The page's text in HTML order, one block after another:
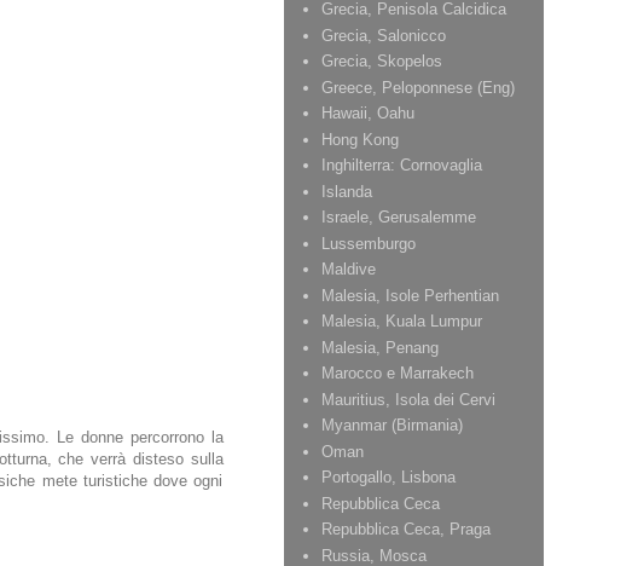
Le donne percorrono la
che verrà disteso sulla
mete turistiche dove ogni
Grecia, Penisola Calcidica
Grecia, Salonicco
Grecia, Skopelos
Greece, Peloponnese (Eng)
Hawaii, Oahu
Hong Kong
Inghilterra: Cornovaglia
Islanda
Israele, Gerusalemme
Lussemburgo
Maldive
Malesia, Isole Perhentian
Malesia, Kuala Lumpur
Malesia, Penang
Marocco e Marrakech
Mauritius, Isola dei Cervi
Myanmar (Birmania)
Oman
Portogallo, Lisbona
Repubblica Ceca
Repubblica Ceca, Praga
Russia, Mosca